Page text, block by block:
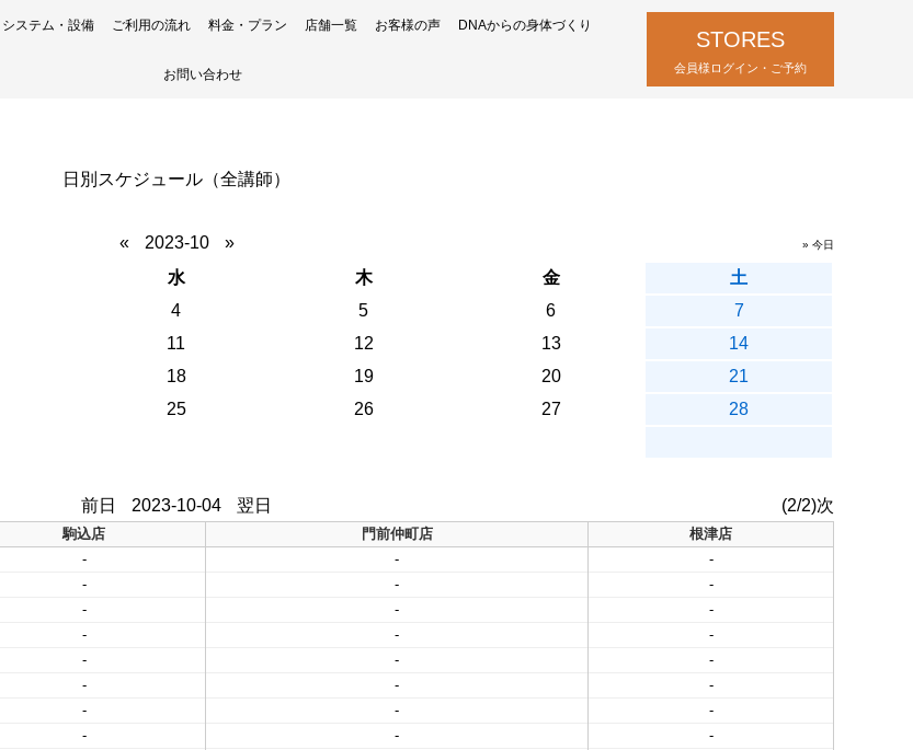
システム・設備 ご利用の流れ 料金・プラン 店舗一覧 お客様の声 DNAからの身体づくり
お問い合わせ
STORES
会員様ログイン・ご予約
日別スケジュール（全講師）
« 2023-10 » » 今日
水 木 金
土
4 5 6
7
11 12 13
14
18 19 20
21
25 26 27
28
前日 2023-10-04 翌日 (2/2)次
駒込店 門前仲町店
根津店
- -
-
- -
-
- -
-
- -
-
- -
-
- -
-
- -
-
- -
-